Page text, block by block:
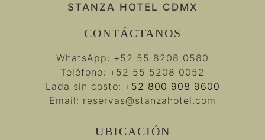
STANZA HOTEL CDMX
CONTÁCTANOS
WhatsApp: +52 55 8208 0580
Teléfono: +52 55 5208 0052
Lada sin costo: +52 800 908 9600
Email: reservas@stanzahotel.com
UBICACIÓN